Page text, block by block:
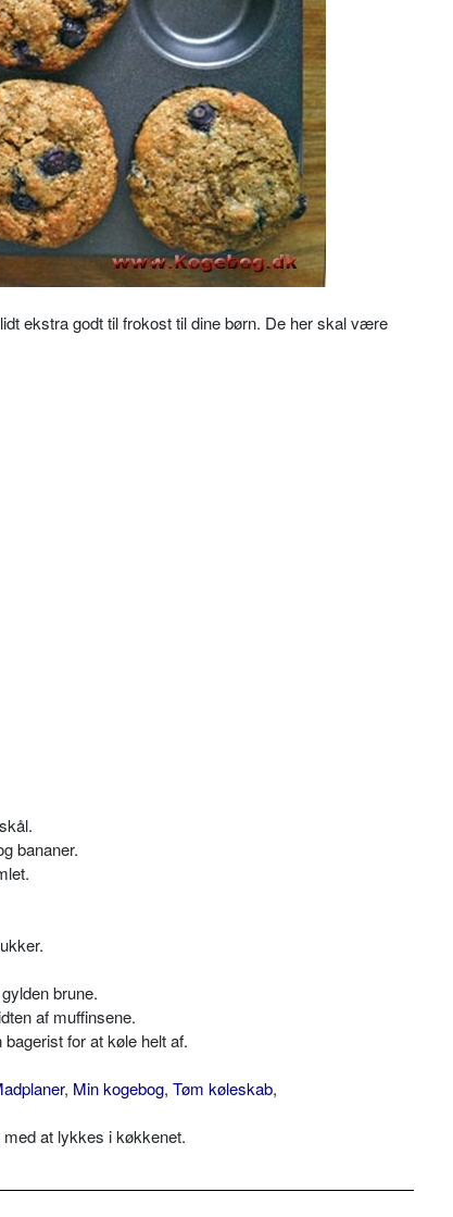
ekstra godt til frokost til dine børn. De her skal være
bananer.
brune.
af muffinsene.
for at køle helt af.
, Min kogebog, Tøm køleskab,
at lykkes i køkkenet.